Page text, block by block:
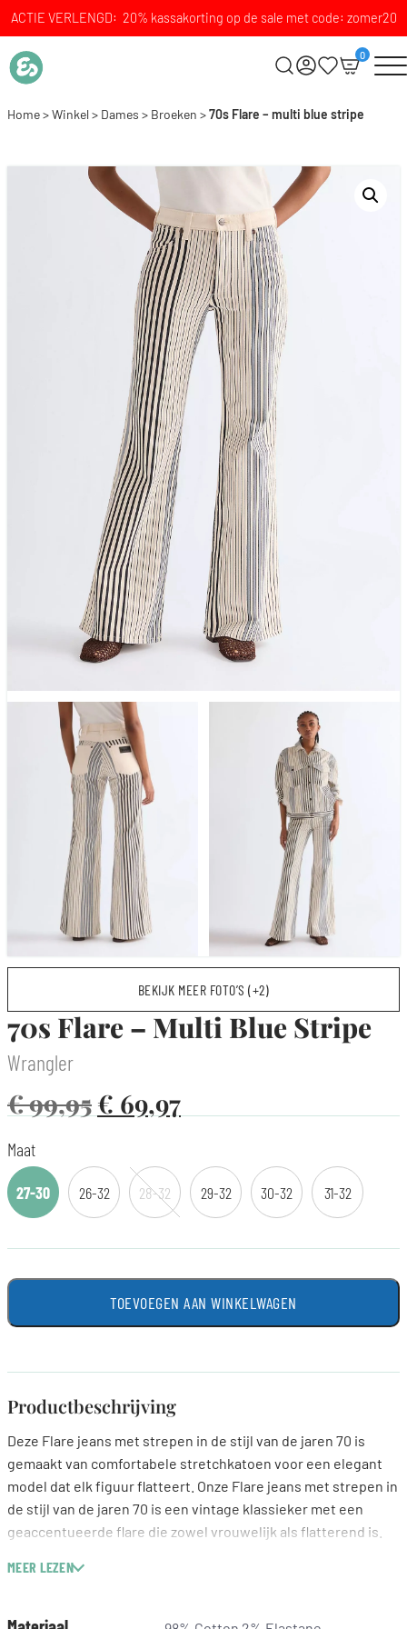
ACTIE VERLENGD: 20% kassakorting op de sale met code: zomer20
0
Home>Winkel> Dames > Broeken >70s Flare – multi blue stripe
BEKIJK MEER FOTO’S (+2)
70s Flare – Multi Blue Stripe
Wrangler
€99,95€ 69,97
Maat
27-30 26-32 28-32 29-32 30-32 31-32
TOEVOEGEN AAN WINKELWAGEN
Productbeschrijving
Deze Flare jeans met strepen in de stijl van de jaren 70 is
gemaakt van comfortabele stretchkatoen voor een elegant
model dat elk figuur flatteert. Onze Flare jeans met strepen in
de stijl van de jaren 70 is een vintage klassieker met een
geaccentueerde flare die zowel vrouwelijk als flatterend is.
rond je lichaam. Hij behoudt bovendien uitstekend zijn vorm
wat breder gemaakt om je een iets grotere flare te geven.
MEER LEZEN